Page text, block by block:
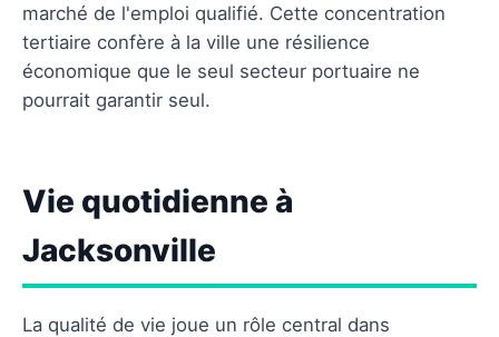
marché de l'emploi qualifié. Cette concentration
tertiaire confère à la ville une résilience
économique que le seul secteur portuaire ne
pourrait garantir seul.
Vie quotidienne à
Jacksonville
La qualité de vie joue un rôle central dans